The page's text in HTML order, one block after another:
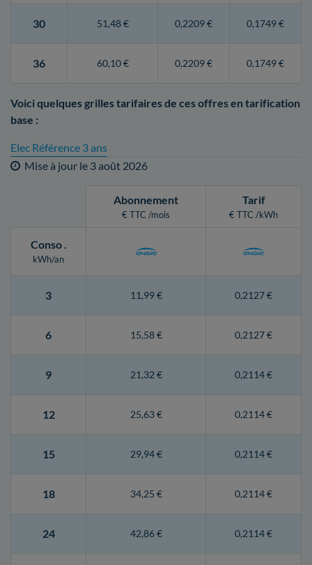
30 51,48 € 0,2209 € 0,1749 €
36 60,10 € 0,2209 € 0,1749 €
Voici quelques grilles tarifaires de ces offres en tarification
base :
Elec Référence 3 ans
Mise à jour le 3 août 2026
Abonnement
€ TTC /mois
Tarif
€ TTC /kWh
Conso.
kWh/an
3 11,99 € 0,2127 €
6 15,58 € 0,2127 €
9 21,32 € 0,2114 €
12 25,63 € 0,2114 €
15 29,94 € 0,2114 €
18 34,25 € 0,2114 €
24 42,86 € 0,2114 €